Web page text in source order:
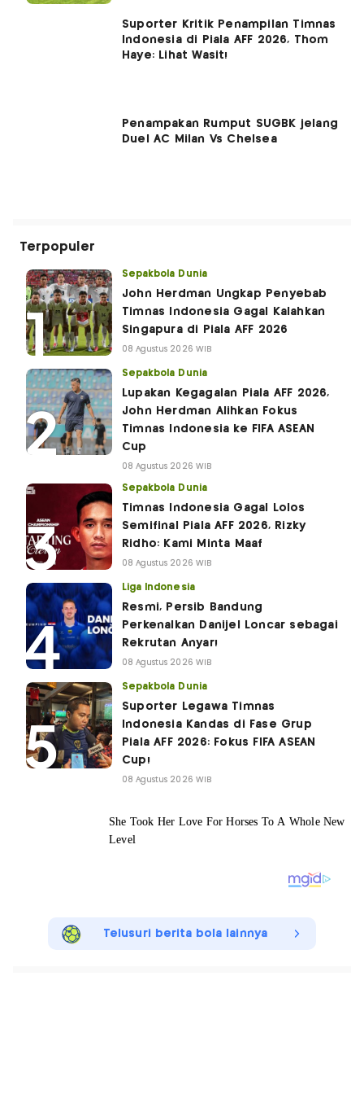
Suporter Kritik Penampilan Timnas
Indonesia di Piala AFF 2026, Thom
Haye: Lihat Wasit!
Penampakan Rumput SUGBK jelang
Duel AC Milan Vs Chelsea
Terpopuler
Sepakbola Dunia
John Herdman Ungkap Penyebab
Timnas Indonesia Gagal Kalahkan
Singapura di Piala AFF 2026
08 Agustus 2026 WIB
Sepakbola Dunia
Lupakan Kegagalan Piala AFF 2026,
John Herdman Alihkan Fokus
Timnas Indonesia ke FIFA ASEAN
Cup
08 Agustus 2026 WIB
Sepakbola Dunia
Timnas Indonesia Gagal Lolos
Semifinal Piala AFF 2026, Rizky
Ridho: Kami Minta Maaf
08 Agustus 2026 WIB
Liga Indonesia
Resmi, Persib Bandung
Perkenalkan Danijel Loncar sebagai
Rekrutan Anyar!
08 Agustus 2026 WIB
Sepakbola Dunia
Suporter Legawa Timnas
Indonesia Kandas di Fase Grup
Piala AFF 2026: Fokus FIFA ASEAN
Cup!
08 Agustus 2026 WIB
Telusuri berita bola lainnya